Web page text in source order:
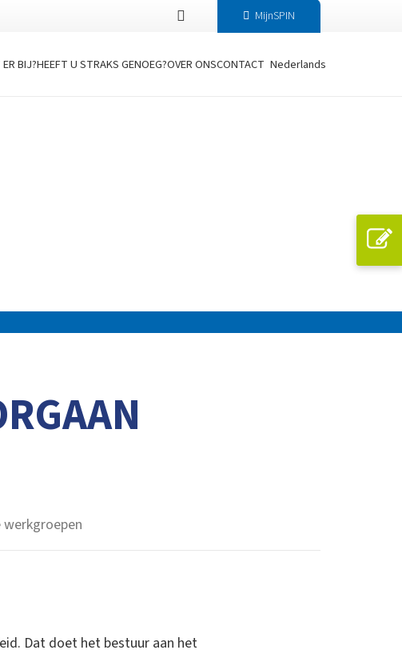
MijnSPIN
BIJ?HEEFT U STRAKS GENOEG?OVER ONSCONTACT Nederlands
werkgroepen
Dat doet het bestuur aan het